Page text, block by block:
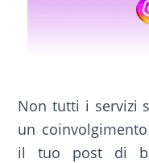
Non tutti i servizi
un
il tuo post di